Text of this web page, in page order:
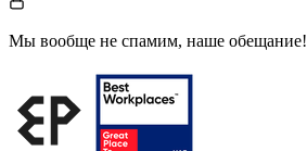
Мы вообще не спамим, наше обещание!